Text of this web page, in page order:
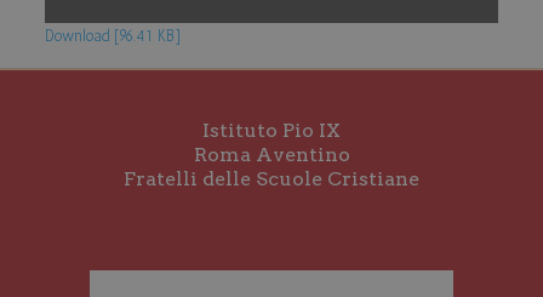
Download [96.41 KB]
Istituto Pio IX
Roma Aventino
Fratelli delle Scuole Cristiane